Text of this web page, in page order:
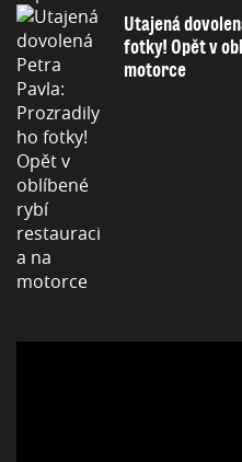
Utajená
fotky! Opět v
motorce